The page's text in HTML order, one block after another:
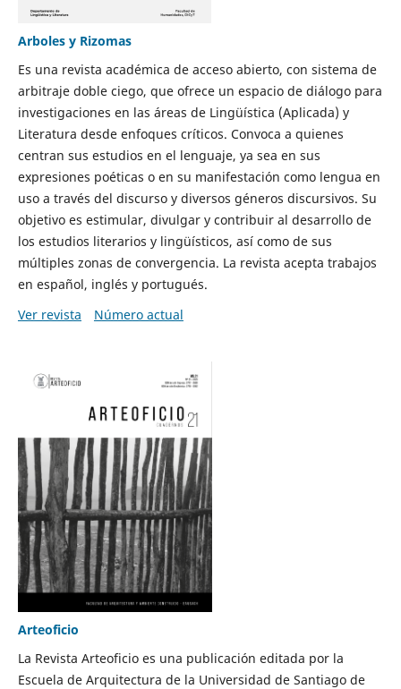
Arboles y Rizomas
Es una revista académica de acceso abierto, con sistema de
arbitraje doble ciego, que ofrece un espacio de diálogo para
investigaciones en las áreas de Lingüística (Aplicada) y
Literatura desde enfoques críticos. Convoca a quienes
centran sus estudios en el lenguaje, ya sea en sus
expresiones poéticas o en su manifestación como lengua en
uso a través del discurso y diversos géneros discursivos. Su
objetivo es estimular, divulgar y contribuir al desarrollo de
los estudios literarios y lingüísticos, así como de sus
múltiples zonas de convergencia. La revista acepta trabajos
en español, inglés y portugués.
Ver revista
Número actual
Arteoficio
La Revista Arteoficio es una publicación editada por la
Escuela de Arquitectura de la Universidad de Santiago de